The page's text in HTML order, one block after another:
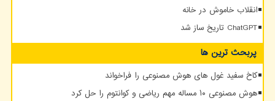
انقلاب خاموش در خانه
ChatGPT تاریخ ساز شد
پربحث ترین ها
کاخ سفید غول های هوش مصنوعی را فراخواند
هوش مصنوعی ۱۰ مساله مهم ریاضی و کوانتوم را حل کرد